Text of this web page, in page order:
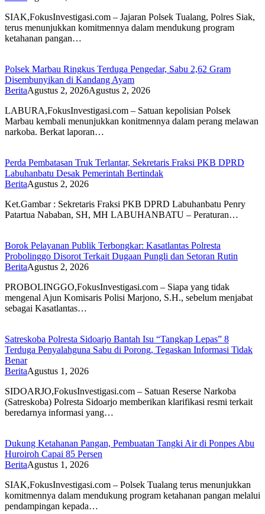
SIAK,FokusInvestigasi.com – Jajaran Polsek Tualang, Polres Siak,
terus menunjukkan komitmennya dalam mendukung program
ketahanan pangan…
Polsek Marbau Ringkus Terduga Pengedar, Sabu 2,62 Gram
Disembunyikan di Kandang Ayam
BeritaAgustus 2, 2026Agustus 2, 2026
LABURA,FokusInvestigasi.com – Satuan kepolisian Polsek
Marbau kembali menunjukkan konitmennya dalam perang melawan
narkoba. Berkat laporan…
Perda Pembatasan Truk Terlantar, Sekretaris Fraksi PKB DPRD
Labuhanbatu Desak Pemerintah Bertindak
BeritaAgustus 2, 2026
Ket.Gambar : Sekretaris Fraksi PKB DPRD Labuhanbatu Penry
Patartua Nababan, SH, MH LABUHANBATU – Peraturan…
Borok Pelayanan Publik Terbongkar: Kasatlantas Polresta
Probolinggo Disorot Terkait Dugaan Pungli dan Setoran Rutin
BeritaAgustus 2, 2026
PROBOLINGGO,FokusInvestigasi.com – Siapa yang tidak
mengenal Ajun Komisaris Polisi Marjono, S.H., sebelum menjabat
sebagai Kasatlantas…
Satreskoba Polresta Sidoarjo Bantah Isu “Tangkap Lepas” 8
Terduga Penyalahguna Sabu di Porong, Tegaskan Informasi Tidak
Benar
BeritaAgustus 1, 2026
SIDOARJO,FokusInvestigasi.com – Satuan Reserse Narkoba
(Satreskoba) Polresta Sidoarjo memberikan klarifikasi resmi terkait
beredarnya informasi yang…
Dukung Ketahanan Pangan, Pembuatan Tangki Air di Ponpes Abu
Huroiroh Capai 85 Persen
BeritaAgustus 1, 2026
SIAK,FokusInvestigasi.com – Polsek Tualang terus menunjukkan
komitmennya dalam mendukung program ketahanan pangan melalui
pendampingan kepada…